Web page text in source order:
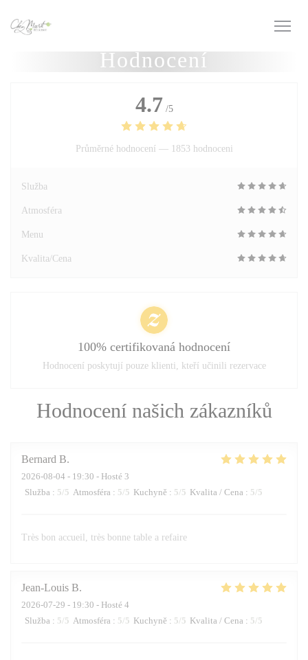
Hodnocení
Hodnocení našich zákazníků
Bernard B
2026-08-04 - 19:30 - Hosté 3
Služba : 5/5 Atmosféra : 5/5 Kuchyně : 5/5 Kvalita / Cena : 5/5
Très bon accueil, très bonne table a refaire
Jean-Louis B
2026-07-29 - 19:30 - Hosté 4
Služba : 5/5 Atmosféra : 5/5 Kuchyně : 5/5 Kvalita / Cena : 5/5
4.7 /5
Průměrné hodnocení — 1853 hodnoceni
Služba
Atmosféra
Menu
Kvalita/Cena
100% certifikovaná hodnocení
Hodnocení poskytují pouze klienti, kteří učinili rezervace